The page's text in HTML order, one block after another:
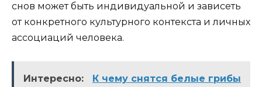
снов может быть индивидуальной и зависеть
от конкретного культурного контекста и личных
ассоциаций человека.
Интересно: К чему снятся белые грибы